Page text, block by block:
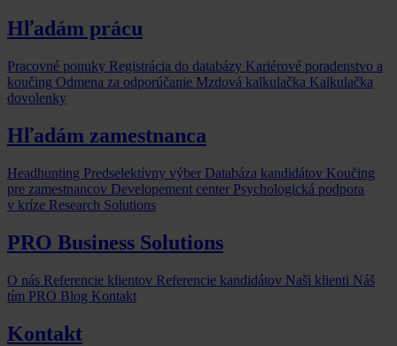
Hľadám prácu
Pracovné ponuky Registrácia do databázy Kariérové poradenstvo a
koučing Odmena za odporúčanie Mzdová kalkulačka Kalkulačka
dovolenky
Hľadám zamestnanca
Headhunting Predselektívny výber Databáza kandidátov Koučing
pre zamestnancov Developement center Psychologická podpora
v kríze Research Solutions
PRO Business Solutions
O nás Referencie klientov Referencie kandidátov Naši klienti Náš
tím PRO Blog Kontakt
Kontakt